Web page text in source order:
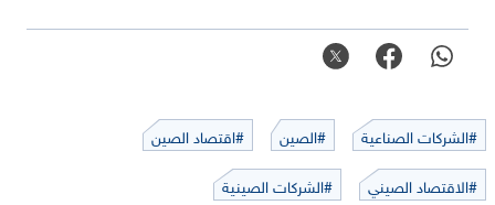
#الشركات الصناعية #الصين
#اقتصاد الصين
#الاقتصاد الصيني
#الشركات الصينية